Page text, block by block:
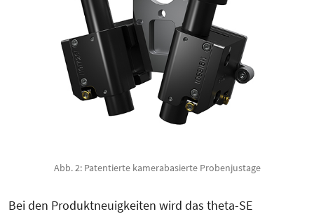
Abb. 2: Patentierte kamerabasierte Probenjustage
Bei den Produktneuigkeiten wird das theta-SE